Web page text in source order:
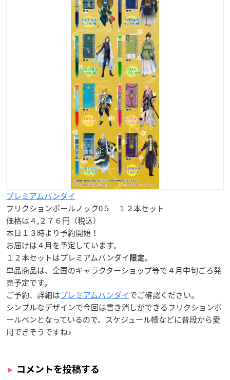
プレミアムバンダイ
フリクションボールノック0５ １２本セット
価格は４,２７６円（税込）
本日１３時より予約開始！
お届けは４月を予定しています。
１２本セットはプレミアムバンダイ 限定。
単品商品は、全国のキャラクターショップ等で４月中旬ごろ発
売予定です。
ご予約、詳細はプレミアムバンダイでご確認ください。
シンプルなデザインで今回は書き消しができるフリクションボ
ールペンとなっているので、スケジュール帳などに普段から愛
用できそうですね♪
コメントを投稿する